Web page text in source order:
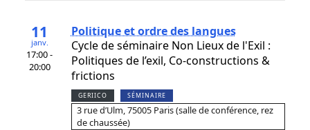
11
janv.
17:00 -
20:00
Politique et ordre des langues
Cycle de séminaire Non Lieux de l'Exil :
Politiques de l’exil, Co-constructions &
frictions
GERIICO SÉMINAIRE
3 rue d’Ulm, 75005 Paris (salle de conférence, rez
de chaussée)